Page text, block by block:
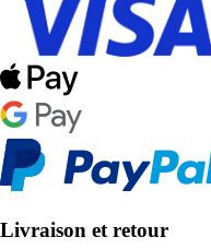
Livraison et retour